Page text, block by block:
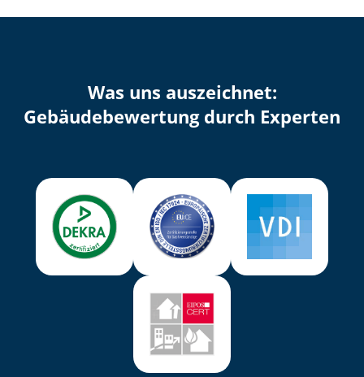
Was uns auszeichnet:
Ge­bäu­de­be­wer­tung durch Experten